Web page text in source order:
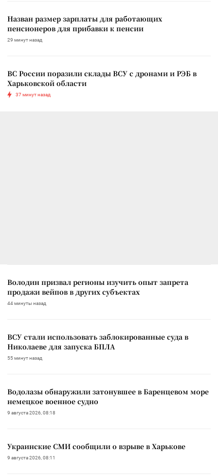
Назван размер зарплаты для работающих
пенсионеров для прибавки к пенсии
29 минут назад
ВС России поразили склады ВСУ с дронами и РЭБ в
Харьковской области
37 минут назад
Володин призвал регионы изучить опыт запрета
продажи вейпов в других субъектах
44 минуты назад
ВСУ стали использовать заблокированные суда в
Николаеве для запуска БПЛА
55 минут назад
Водолазы обнаружили затонувшее в Баренцевом море
немецкое военное судно
9 августа 2026, 08:18
Украинские СМИ сообщили о взрыве в Харькове
9 августа 2026, 08:11